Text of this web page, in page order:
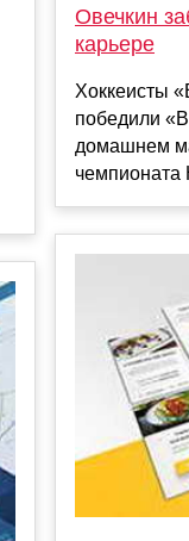
Овечкин
карьере
Хоккеисты
победили
домашнем